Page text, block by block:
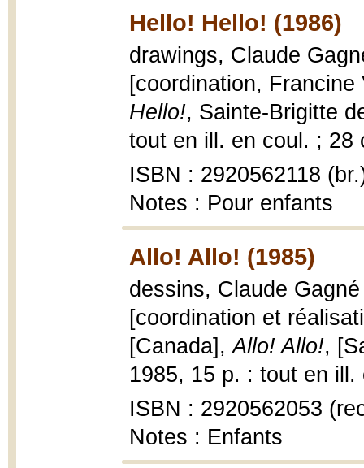
Hello! Hello! (1986)
drawings, Claude
[coordination,
Hello!, Sainte-Brigitte
tout en ill. en coul. ; 28
ISBN : 2920562118
Notes : Pour enfants
Allo! Allo! (1985)
dessins, Claude
[coordination et
[Canada],Allo! Allo!,
1985, 15 p. : tout en
ISBN : 2920562053
Notes : Enfants